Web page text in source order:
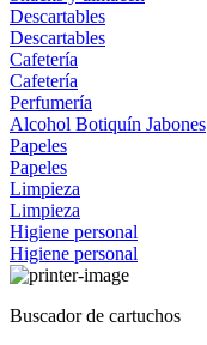
Descartables
Descartables
Cafetería
Cafetería
Perfumería
Alcohol Botiquín Jabones
Papeles
Papeles
Limpieza
Limpieza
Higiene personal
Higiene personal
Buscador de cartuchos